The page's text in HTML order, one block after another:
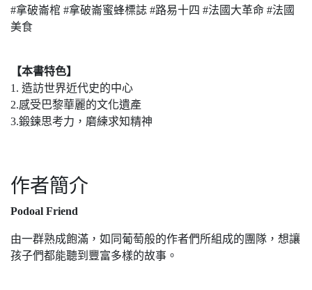
#拿破崙棺 #拿破崙蜜蜂標誌 #路易十四 #法國大革命 #法國
美食
【本書特色】
1. 造訪世界近代史的中心
2.感受巴黎華麗的文化遺產
3.鍛鍊思考力，磨練求知精神
作者簡介
Podoal Friend
由一群熟成飽滿，如同葡萄般的作者們所組成的團隊，想讓
孩子們都能聽到豐富多樣的故事。